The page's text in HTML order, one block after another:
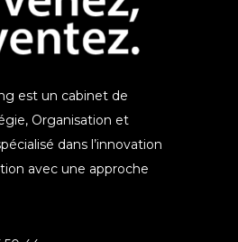
est un cabinet de
Organisation et
dans l’innovation
avec une approche